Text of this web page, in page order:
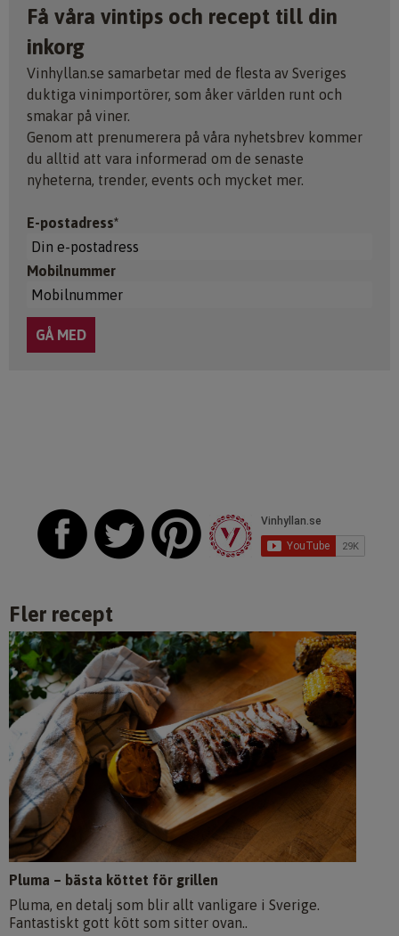
Få våra vintips och recept till din
inkorg
Vinhyllan.se samarbetar med de flesta av Sveriges
duktiga vinimportörer, som åker världen runt och
smakar på viner.
Genom att prenumerera på våra nyhetsbrev kommer
du alltid att vara informerad om de senaste
nyheterna, trender, events och mycket mer.
E-postadress*
Mobilnummer
Fler recept
Pluma – bästa köttet för grillen
Pluma, en detalj som blir allt vanligare i Sverige.
Fantastiskt gott kött som sitter ovan..